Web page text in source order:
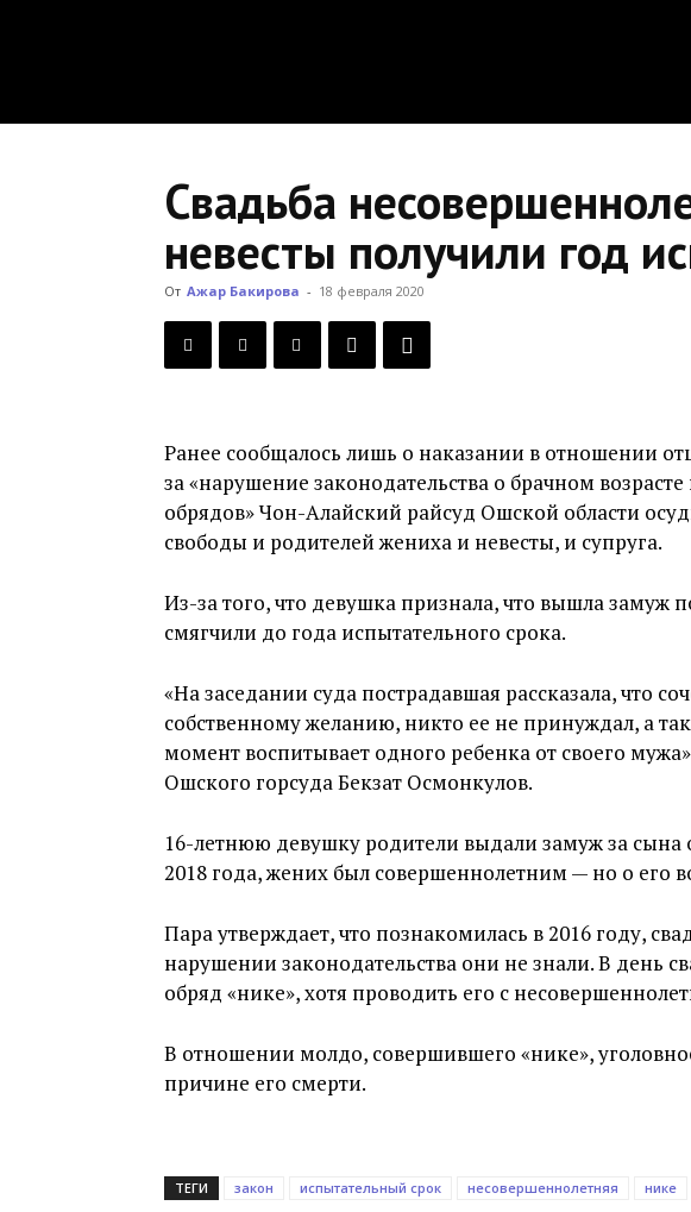
Свадьба
невесты получили год
От Ажар Бакирова - 18 февраля 2020
Ранее сообщалось лишь о наказании в отношении
за «нарушение законодательства о брачном
обрядов» Чон-Алайский райсуд Ошской области
свободы и родителей жениха и невесты, и супруга.
Из-за того, что девушка признала, что вышла замуж
смягчили до года испытательного срока.
«На заседании суда пострадавшая рассказала, что
собственному желанию, никто ее не принуждал, а
момент воспитывает одного ребенка от своего
Ошского горсуда Бекзат Осмонкулов.
16-летнюю девушку родители выдали замуж за сына
2018 года, жених был совершеннолетним — но о его
Пара утверждает, что познакомилась в 2016 году,
нарушении законодательства они не знали. В день
обряд «нике», хотя проводить его с
В отношении молдо, совершившего «нике»,
причине его смерти.
ТЕГИ закон испытательный срок несовершеннолетняя нике